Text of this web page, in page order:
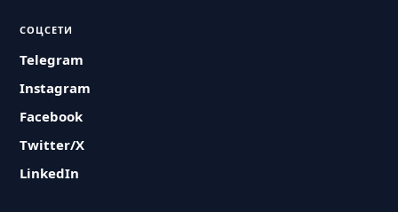
СОЦСЕТИ
Telegram
Instagram
Facebook
Twitter/X
LinkedIn